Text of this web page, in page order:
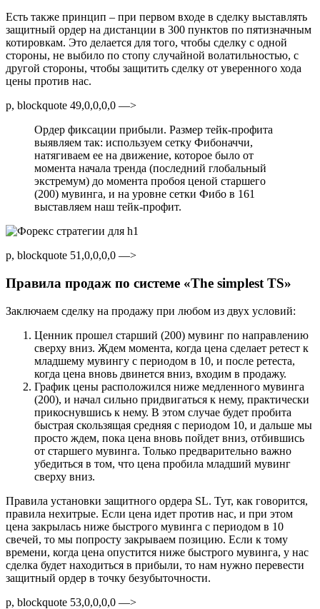
Есть также принцип – при первом входе в сделку выставлять
защитный ордер на дистанции в 300 пунктов по пятизначным
котировкам. Это делается для того, чтобы сделку с одной
стороны, не выбило по стопу случайной волатильностью, с
другой стороны, чтобы защитить сделку от уверенного хода
цены против нас.
p, blockquote 49,0,0,0,0 —>
Ордер фиксации прибыли. Размер тейк-профита
выявляем так: используем сетку Фибоначчи,
натягиваем ее на движение, которое было от
момента начала тренда (последний глобальный
экстремум) до момента пробоя ценой старшего
(200) мувинга, и на уровне сетки Фибо в 161
выставляем наш тейк-профит.
p, blockquote 51,0,0,0,0 —>
Правила продаж по системе «The simplest TS»
Заключаем сделку на продажу при любом из двух условий:
Ценник прошел старший (200) мувинг по направлению
сверху вниз. Ждем момента, когда цена сделает ретест к
младшему мувингу с периодом в 10, и после ретеста,
когда цена вновь двинется вниз, входим в продажу.
График цены расположился ниже медленного мувинга
(200), и начал сильно придвигаться к нему, практически
прикоснувшись к нему. В этом случае будет пробита
быстрая скользящая средняя с периодом 10, и дальше мы
просто ждем, пока цена вновь пойдет вниз, отбившись
от старшего мувинга. Только предварительно важно
убедиться в том, что цена пробила младший мувинг
сверху вниз.
Правила установки защитного ордера SL. Тут, как говорится,
правила нехитрые. Если цена идет против нас, и при этом
цена закрылась ниже быстрого мувинга с периодом в 10
свечей, то мы попросту закрываем позицию. Если к тому
времени, когда цена опустится ниже быстрого мувинга, у нас
сделка будет находиться в прибыли, то нам нужно перевести
защитный ордер в точку безубыточности.
p, blockquote 53,0,0,0,0 —>